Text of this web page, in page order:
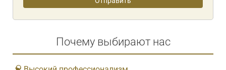
Почему выбирают нас